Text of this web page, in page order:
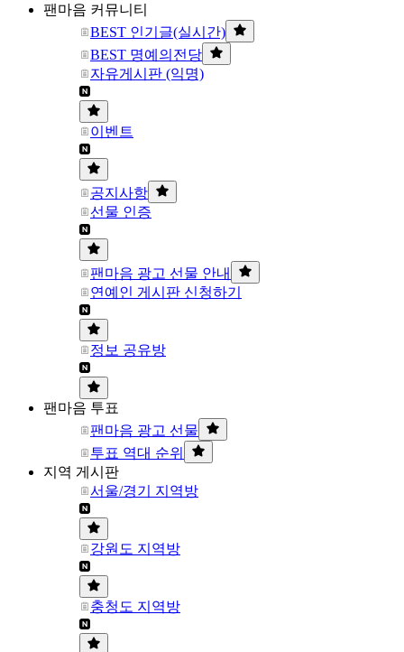
팬마음 커뮤니티
BEST 인기글(실시간)
BEST 명예의전당
자유게시판 (익명)
이벤트
공지사항
선물 인증
팬마음 광고 선물 안내
연예인 게시판 신청하기
정보 공유방
팬마음 투표
팬마음 광고 선물
투표 역대 순위
지역 게시판
서울/경기 지역방
강원도 지역방
충청도 지역방